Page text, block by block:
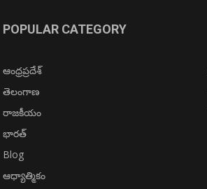
POPULAR CATEGORY
ఆంధ్రప్రదేశ్
తెలంగాణ
రాజకీయం
భారత్
Blog
ఆధ్యాత్మికం